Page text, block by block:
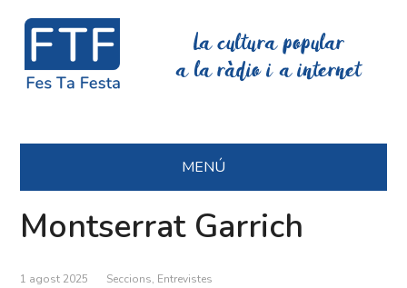
La cultura popular
a la ràdio i a internet
MENÚ
Montserrat Garrich
1 agost 2025 Seccions, Entrevistes